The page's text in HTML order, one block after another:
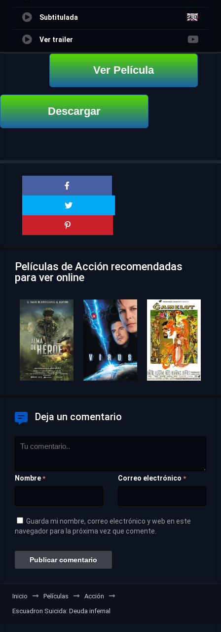
Subtitulada
Ver trailer
Ver Película
Descargar
Películas de Acción recomendadas
para ver online
Deja un comentario
Nombre * Correo electrónico *
Guarda mi nombre, correo electrónico y web en este
navegador para la próxima vez que comente.
Inicio Películas
Acción
Escuadron Suicida: Deuda infernal